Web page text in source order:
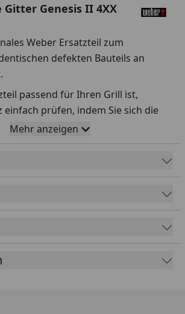
Gitter Genesis II 4XX
Weber Ersatzteil zum
defekten Bauteils an
passend für Ihren Grill ist,
einfach prüfen, indem Sie sich die
Ihres Grills anschauen und dort
heraussuchen.
Ihres Grillgeräts kommen Sie
passenden Explosionszeichnung.
Seriennummer
bekannt sein, wo Sie die
klicken Sie bitteHIER.
Mehr anzeigen